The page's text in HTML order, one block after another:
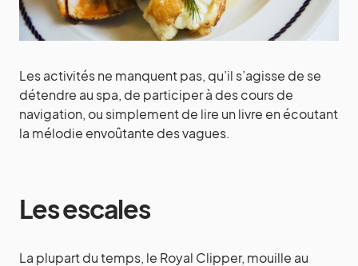
Les activités ne manquent pas, qu’il s’agisse de se
détendre au spa, de participer à des cours de
navigation, ou simplement de lire un livre en écoutant
la mélodie envoûtante des vagues.
Les escales
La plupart du temps, le Royal Clipper, mouille au